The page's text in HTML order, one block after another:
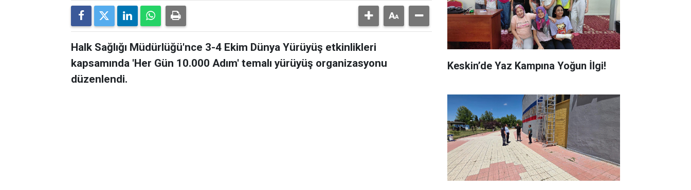
Halk Sağlığı Müdürlüğü'nce 3-4 Ekim Dünya Yürüyüş etkinlikleri
kapsamında 'Her Gün 10.000 Adım' temalı yürüyüş organizasyonu
düzenlendi.
Keskin’de Yaz Kampına Yoğun İlgi!